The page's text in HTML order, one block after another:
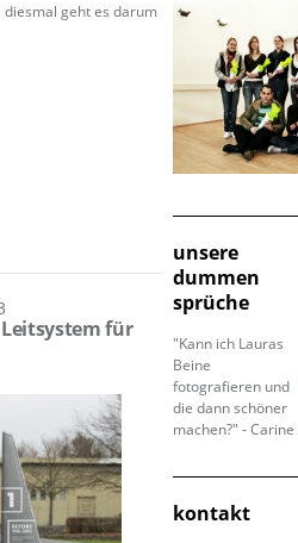
diesmal geht es darum
Leitsystem für
unsere
dummen
sprüche
"Kann ich Lauras
Beine
fotografieren und
die dann schöner
machen?" - Carine
kontakt